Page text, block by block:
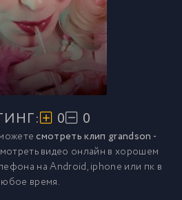
0 0
смотреть клип grandson -
видео онлайн в хорошем
на Android, iphone или пк в
время.